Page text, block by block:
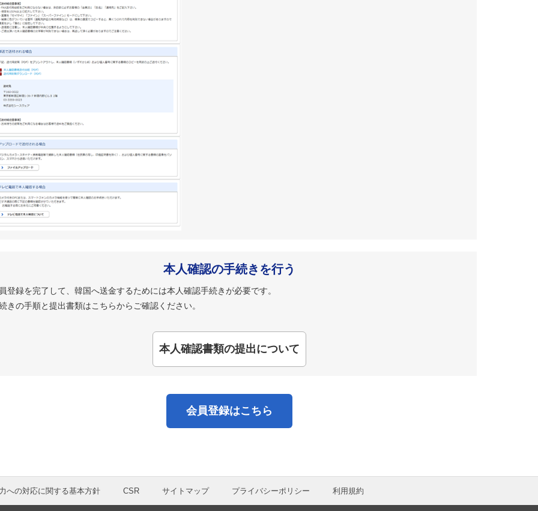
本人確認の手続きを行う
登録を完了して、韓国へ送金するためには本人確認手続きが必要です。
きの手順と提出書類はこちらからご確認ください。
本人確認書類の提出について
会員登録はこちら
への対応に関する基本方針 CSR サイトマップ プライバシーポリシー 利用規約